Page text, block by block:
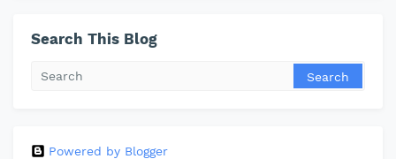
Search This Blog
Powered by Blogger